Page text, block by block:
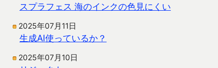
スプラフェス 海のインクの色見にくい
2025年07月11日
生成AI使っているか？
2025年07月10日